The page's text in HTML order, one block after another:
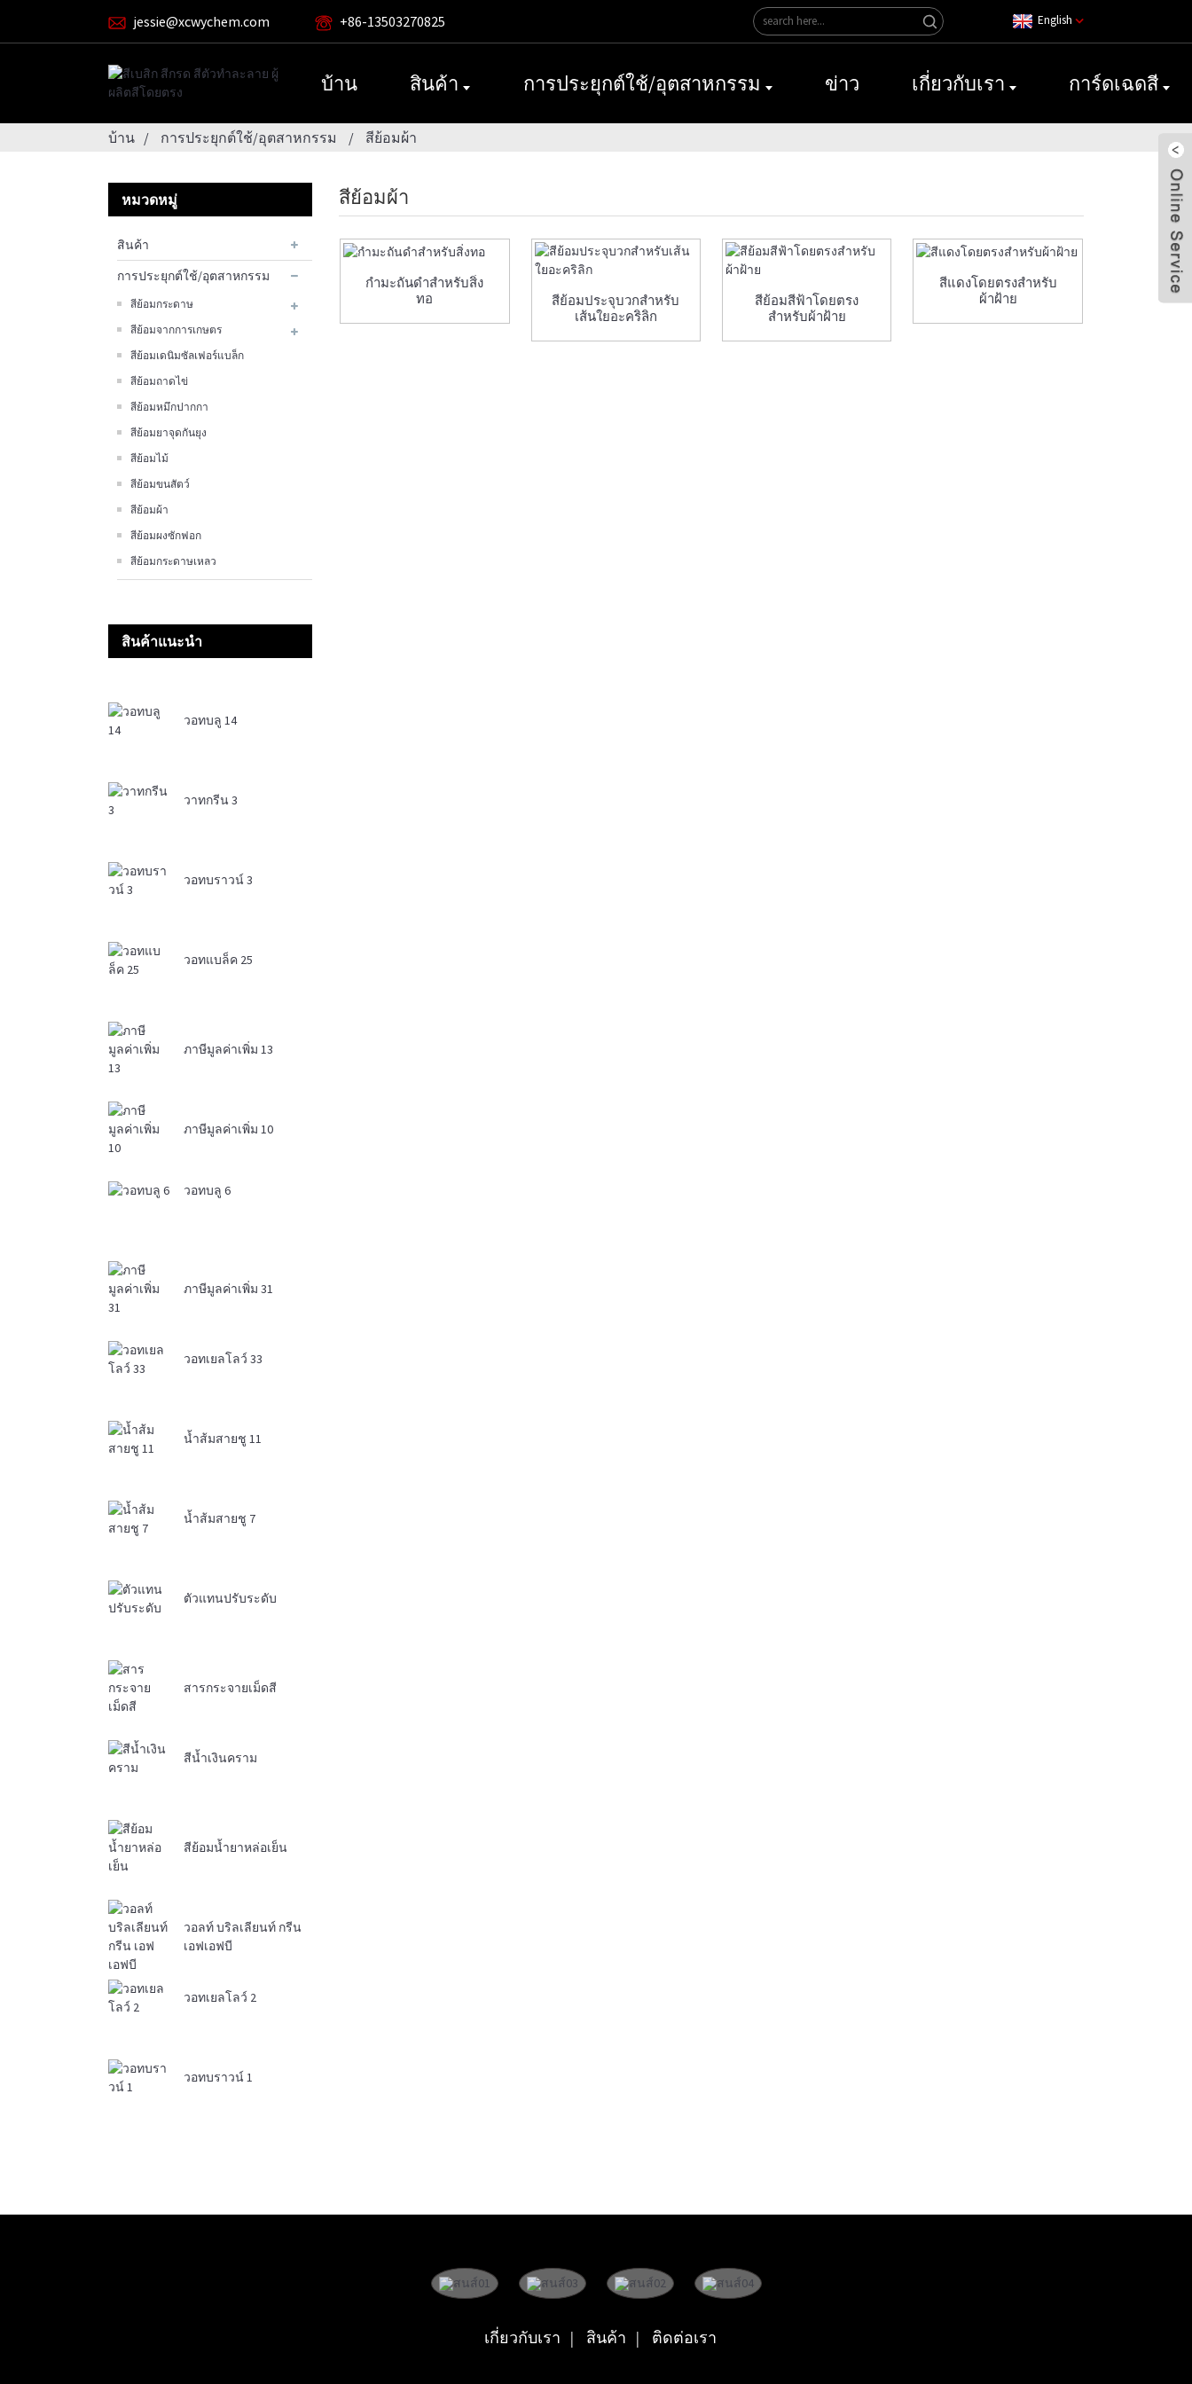
jessie@xcwychem.com +86-13503270825 English
บ้าน สินค้า การประยุกต์ใช้/อุตสาหกรรม ข่าว เกี่ยวกับเรา การ์ดเฉดสี
บ้าน การประยุกต์ใช้/อุตสาหกรรม สีย้อมผ้า
หมวดหมู่
สินค้า
การประยุกต์ใช้/อุตสาหกรรม
สีย้อมกระดาษ
สีย้อมจากการเกษตร
สีย้อมเดนิมซัลเฟอร์แบล็ก
สีย้อมถาดไข่
สีย้อมหมึกปากกา
สีย้อมยาจุดกันยุง
สีย้อมไม้
สีย้อมขนสัตว์
สีย้อมผ้า
สีย้อมผงซักฟอก
สีย้อมกระดาษเหลว
สินค้าแนะนำ
วอทบลู 14
วาทกรีน 3
วอทบราวน์ 3
วอทแบล็ค 25
ภาษีมูลค่าเพิ่ม 13
ภาษีมูลค่าเพิ่ม 10
วอทบลู 6
ภาษีมูลค่าเพิ่ม 31
วอทเยลโลว์ 33
น้ำส้มสายชู 11
น้ำส้มสายชู 7
ตัวแทนปรับระดับ
สารกระจายเม็ดสี
สีน้ำเงินคราม
สีย้อมน้ำยาหล่อเย็น
วอลท์ บริลเลียนท์ กรีน
เอฟเอฟบี
วอทเยลโลว์ 2
วอทบราวน์ 1
สีย้อมผ้า
กำมะถันดำสำหรับสิ่ง
ทอ
สีย้อมประจุบวกสำหรับ
เส้นใยอะคริลิก
สีย้อมสีฟ้าโดยตรง
สำหรับผ้าฝ้าย
สีแดงโดยตรงสำหรับ
ผ้าฝ้าย
เกี่ยวกับเรา สินค้า ติดต่อเรา